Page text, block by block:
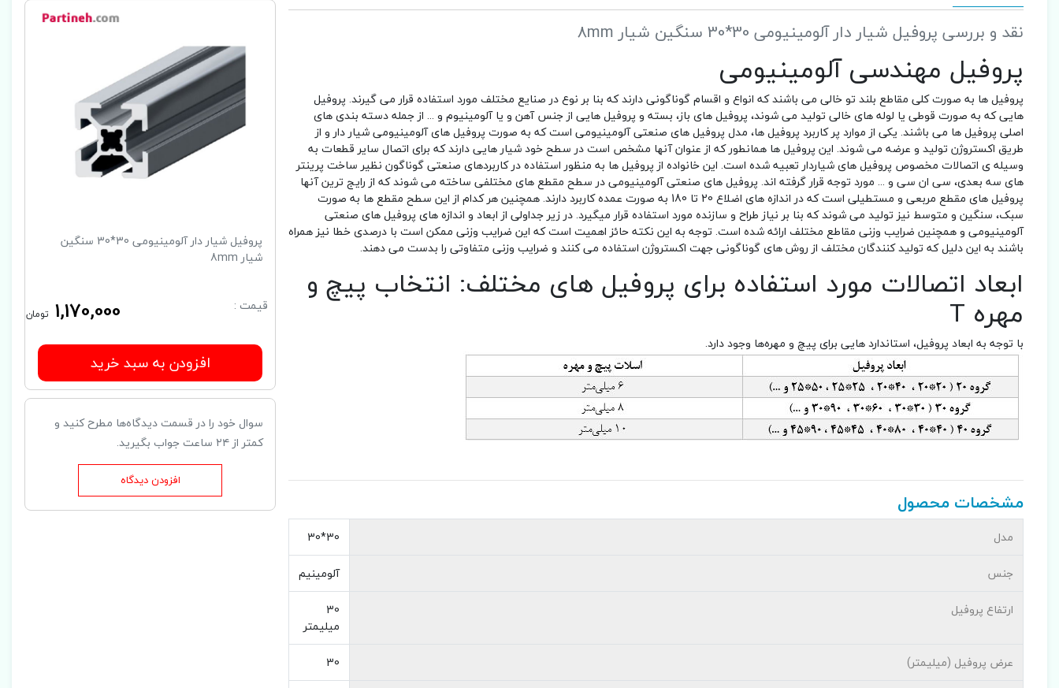
نقد و بررسی پروفیل شیار دار آلومینیومی 30*30 سنگین شیار 8mm
پروفیل مهندسی آلومینیومی
پروفیل ها به صورت کلی مقاطع بلند تو خالی می باشند که انواع و اقسام گوناگونی دارند که بنا بر نوع در صنایع مختلف مورد استفاده قرار می گیرند. پروفیل
هایی که به صورت قوطی یا لوله های خالی تولید می شوند، پروفیل های باز، بسته و پروفیل هایی از جنس آهن و یا آلومینیوم و ... از جمله دسته بندی های
اصلی پروفیل ها می باشند. یکی از موارد پر کاربرد پروفیل ها، مدل پروفیل های صنعتی آلومینیومی است که به صورت پروفیل های آلومینیومی شیار دار و از
طریق اکستروژن تولید و عرضه می شوند. این پروفیل ها همانطور که از عنوان آنها مشخص است در سطح خود شیار هایی دارند که برای اتصال سایر قطعات به
وسیله ی اتصالات مخصوص پروفیل های شیاردار تعبیه شده است. این خانواده از پروفیل ها به منظور استفاده در کاربردهای صنعتی گوناگون نظیر ساخت پرینتر
های سه بعدی، سی ان سی و ... مورد توجه قرار گرفته اند. پروفیل های صنعتی آلومینیومی در سطح مقطع های مختلفی ساخته می شوند که از رایج ترین آنها
پروفیل های مقطع مربعی و مستطیلی است که در اندازه های اضلاع 20 تا 180 به صورت عمده کاربرد دارند. همچنین هر کدام از این سطح مقطع ها به صورت
سبک، سنگین و متوسط نیز تولید می شوند که بنا بر نیاز طراح و سازنده مورد استفاده قرار میگیرد. در زیر جداولی از ابعاد و اندازه های پروفیل های صنعتی
آلومینیومی و همچنین ضرایب وزنی مقاطع مختلف ارائه شده است. توجه به این نکته حائز اهمیت است که این ضرایب وزنی ممکن است با درصدی خطا نیز همراه
باشند به این دلیل که تولید کنندگان مختلف از روش های گوناگونی جهت اکستروژن استفاده می کنند و ضرایب وزنی متفاوتی را بدست می دهند.
ابعاد اتصالات مورد استفاده برای پروفیل های مختلف: انتخاب پیچ و
مهره T
با توجه به ابعاد پروفیل، استاندارد هایی برای پیچ و مهره‌ها وجود دارد.
مشخصات محصول
مدل
30*30
جنس
آلومینیم
ارتفاع پروفیل
30
میلیمتر
عرض پروفیل (میلیمتر)
30
پروفیل شیار دار آلومینیومی 30*30 سنگین
شیار 8mm
قیمت : 1,170,000 تومان
افزودن به سبد خرید
سوال خود را در قسمت دیدگاه‌ها مطرح کنید و
کمتر از ۲۴ ساعت جواب بگیرید.
افزودن دیدگاه